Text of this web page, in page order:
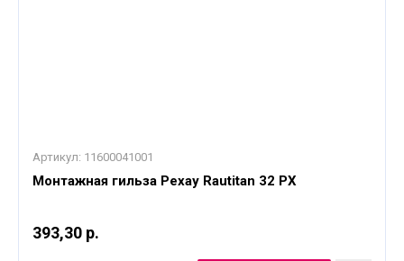
Артикул: 11600041001
Монтажная гильза Рехау Rautitan 32 PX
393,30 р.